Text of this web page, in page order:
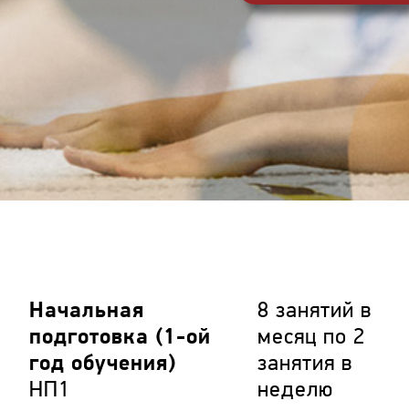
Начальная
подготовка (1-ой
год обучения)
НП1
8 занятий в
месяц по 2
занятия в
неделю